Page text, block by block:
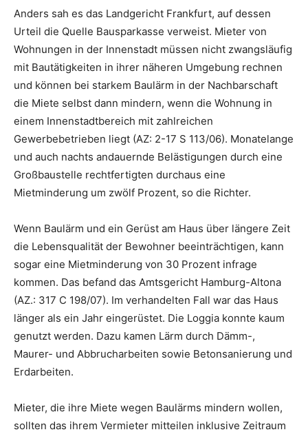
Anders sah es das Landgericht Frankfurt, auf dessen
Urteil die Quelle Bausparkasse verweist. Mieter von
Wohnungen in der Innenstadt müssen nicht zwangsläufig
mit Bautätigkeiten in ihrer näheren Umgebung rechnen
und können bei starkem Baulärm in der Nachbarschaft
die Miete selbst dann mindern, wenn die Wohnung in
einem Innenstadtbereich mit zahlreichen
Gewerbebetrieben liegt (AZ: 2-17 S 113/06). Monatelange
und auch nachts andauernde Belästigungen durch eine
Großbaustelle rechtfertigten durchaus eine
Mietminderung um zwölf Prozent, so die Richter.
Wenn Baulärm und ein Gerüst am Haus über längere Zeit
die Lebensqualität der Bewohner beeinträchtigen, kann
sogar eine Mietminderung von 30 Prozent infrage
kommen. Das befand das Amtsgericht Hamburg-Altona
(AZ.: 317 C 198/07). Im verhandelten Fall war das Haus
länger als ein Jahr eingerüstet. Die Loggia konnte kaum
genutzt werden. Dazu kamen Lärm durch Dämm-,
Maurer- und Abbrucharbeiten sowie Betonsanierung und
Erdarbeiten.
Mieter, die ihre Miete wegen Baulärms mindern wollen,
sollten das ihrem Vermieter mitteilen inklusive Zeitraum